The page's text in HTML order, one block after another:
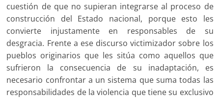
cuestión de que no supieran integrarse al proceso de
construcción del Estado nacional, porque esto les
convierte injustamente en responsables de su
desgracia. Frente a ese discurso victimizador sobre los
pueblos originarios que les sitúa como aquellos que
sufrieron la consecuencia de su inadaptación, es
necesario confrontar a un sistema que suma todas las
responsabilidades de la violencia que tiene su exclusivo